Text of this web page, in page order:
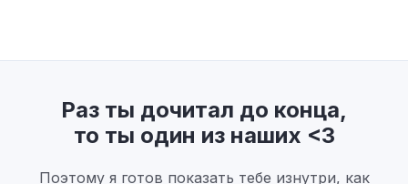
Раз ты дочитал до конца,
то ты один из наших <3
Поэтому я готов показать тебе изнутри, как